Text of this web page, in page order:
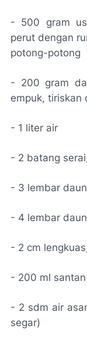
- 500 gram
perut dengan
potong-potong
- 200 gram
empuk, tiriskan
- 1 liter air
- 2 batang
- 3 lembar
- 4 lembar
- 2 cm
- 200 ml
- 2 sdm air
segar)